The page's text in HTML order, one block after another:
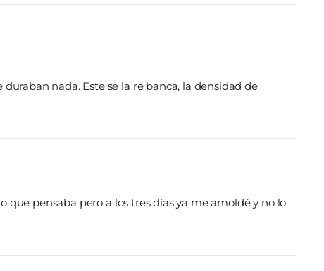
nada. Este se la re banca, la densidad de
pensaba pero a los tres días ya me amoldé y no lo